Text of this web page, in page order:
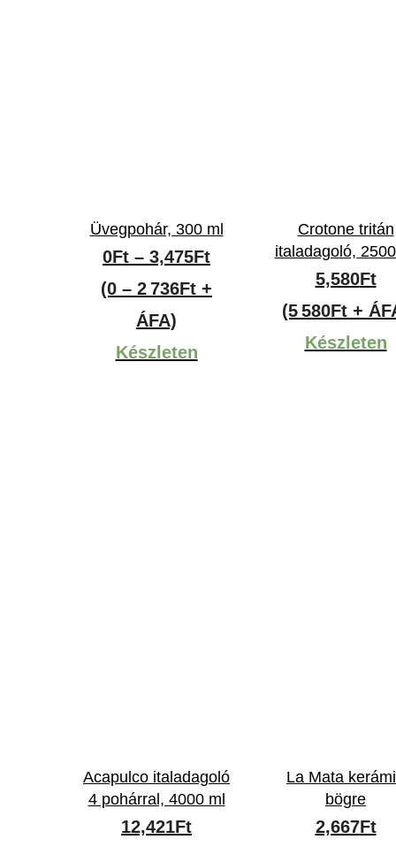
Üvegpohár, 300 ml
0Ft – 3,475FtÁrtartomány:
0Ft
(0 – 2 736Ft +
ÁFA)
Készleten
Crotone tritán
italadagoló,
5,580Ft
(5 580Ft +
Készleten
Acapulco italadagoló
4 pohárral, 4000 ml
12,421Ft
La Mata
bögre
2,667Ft